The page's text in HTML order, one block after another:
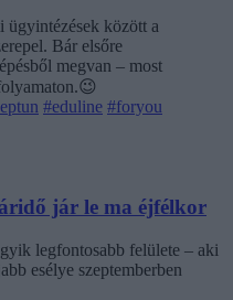
ügyintézések között a
Bár elsőre
megvan – most
#eduline #foryou
jár le ma éjfélkor
legfontosabb felülete – aki
esélye szeptemberben